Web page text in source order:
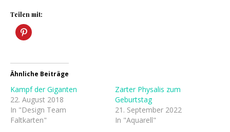
Teilen mit:
Ähnliche Beiträge
Kampf der Giganten
22. August 2018
In "Design Team
Faltkarten"
Zarter Physalis zum
Geburtstag
21. September 2022
In "Aquarell"